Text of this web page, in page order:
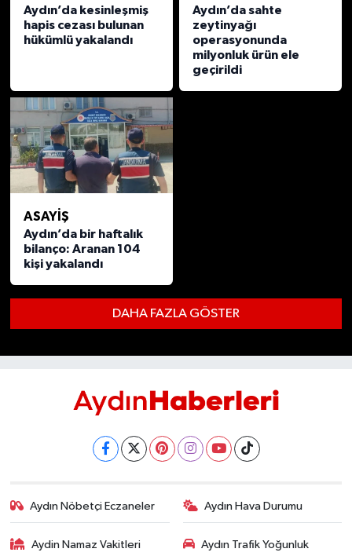
Aydın’da kesinleşmiş
hapis cezası bulunan
hükümlü yakalandı
Aydın’da sahte
zeytinyağı
operasyonunda
milyonluk ürün ele
geçirildi
ASAYİŞ
Aydın’da bir haftalık
bilanço: Aranan 104
kişi yakalandı
DAHA FAZLA GÖSTER
Aydın Nöbetçi Eczaneler Aydın Hava Durumu
Aydin Namaz Vakitleri
Aydın Trafik Yoğunluk